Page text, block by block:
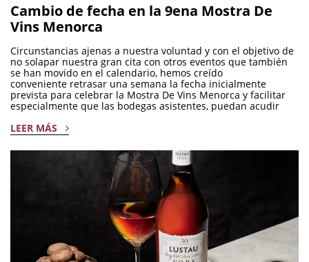
Cambio de fecha en la 9ena Mostra De
Vins Menorca
Circunstancias ajenas a nuestra voluntad y con el objetivo de
no solapar nuestra gran cita con otros eventos que también
se han movido en el calendario, hemos creído
conveniente retrasar una semana la fecha inicialmente
prevista para celebrar la Mostra De Vins Menorca y facilitar
especialmente que las bodegas asistentes, puedan acudir
LEER MÁS